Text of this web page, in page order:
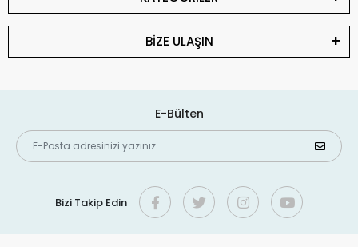
BİZE ULAŞIN
E-Bülten
Bizi Takip Edin